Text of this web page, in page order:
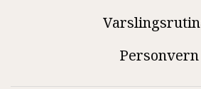
Personvern